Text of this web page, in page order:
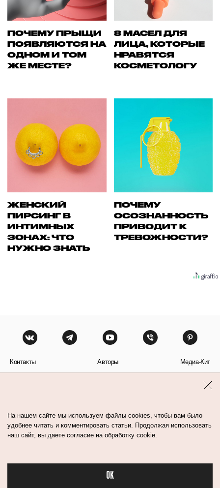
ПОЧЕМУ ПРЫЩИ
ПОЯВЛЯЮТСЯ НА
ОДНОМ И ТОМ
ЖЕ МЕСТЕ?
8 МАСЕЛ ДЛЯ
ЛИЦА, КОТОРЫЕ
НРАВЯТСЯ
КОСМЕТОЛОГУ
ЖЕНСКИЙ
ПИРСИНГ В
ИНТИМНЫХ
ЗОНАХ: ЧТО
НУЖНО ЗНАТЬ
ПОЧЕМУ
ОСОЗНАННОСТЬ
ПРИВОДИТ К
ТРЕВОЖНОСТИ?
Контакты Авторы Медиа-Кит
На нашем сайте мы используем файлы cookies, чтобы вам было
удобнее читать и комментировать статьи. Продолжая использовать
наш сайт, вы даете согласие на обработку cookie.
OK